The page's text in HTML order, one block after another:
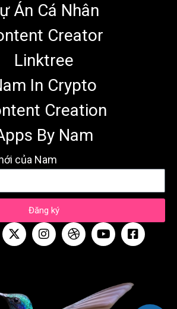
Án Cá Nhân
Creator
Linktree
In Crypto
Creation
By Nam
của Nam
Đăng ký